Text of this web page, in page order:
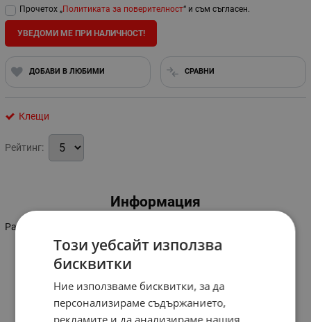
Прочетох „Политиката за поверителност“ и съм съгласен.
УВЕДОМИ МЕ ПРИ НАЛИЧНОСТ!
ДОБАВИ В ЛЮБИМИ СРАВНИ
Клещи
Рейтинг:
Информация
Размер: 180 мм.
Този уебсайт използва
бисквитки
Ние използваме бисквитки, за да
персонализираме съдържанието,
рекламите и да анализираме нашия